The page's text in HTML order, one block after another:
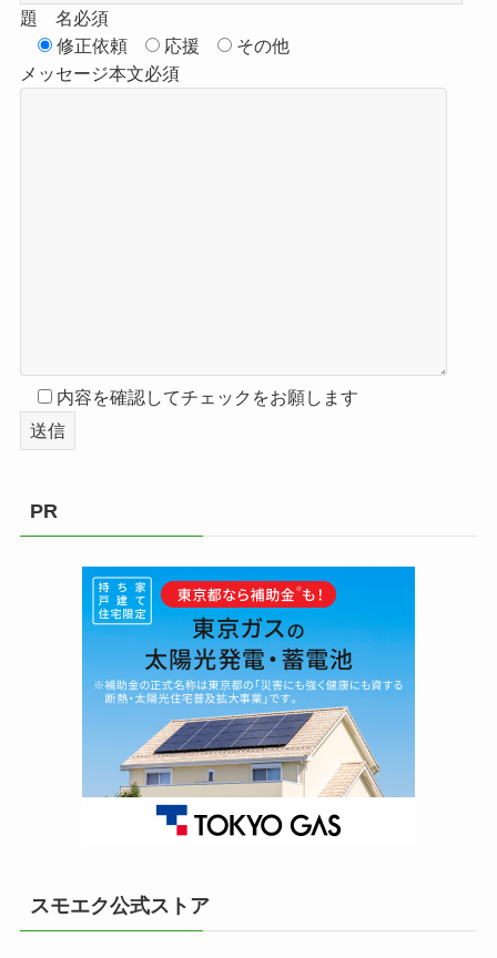
題 名必須
修正依頼
応援
その他
メッセージ本文必須
内容を確認してチェックをお願します
PR
スモエク公式ストア